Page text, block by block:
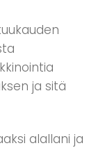
ja sitä
alallani ja